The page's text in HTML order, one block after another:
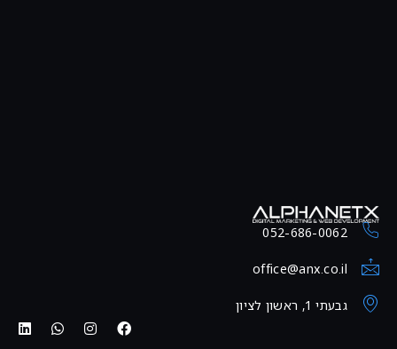
052-686-0062
office@anx.co.il
גבעתי 1, ראשון לציון